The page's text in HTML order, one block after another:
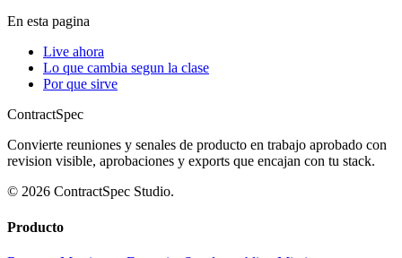
En esta pagina
Live ahora
Lo que cambia segun la clase
Por que sirve
ContractSpec
Convierte reuniones y senales de producto en trabajo aprobado con
revision visible, aprobaciones y exports que encajan con tu stack.
© 2026 ContractSpec Studio.
Producto